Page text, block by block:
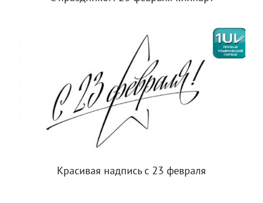
Красивая надпись с 23 февраля